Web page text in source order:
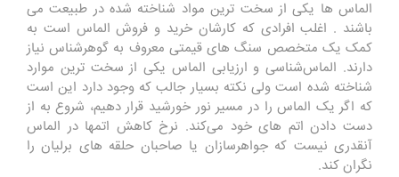
الماس ها یکی از سخت ترین مواد شناخته شده در طبیعت می
باشند . اغلب افرادی که کارشان خرید و فروش الماس است به
کمک یک متخصص سنگ های قیمتی معروف به گوهرشناس نیاز
دارند. ‌‌‌‌الماس‌شناسی و ارزیابی الماس یکی از سخت ترین موارد
شناخته شده است ولی نکته بسیار جالب که وجود دارد این است
که اگر یک الماس را در مسیر نور خورشید قرار دهیم، شروع به از
دست دادن اتم های خود می‌کند. نرخ کاهش اتمها در الماس
آنقدری نیست که جواهرسازان یا صاحبان حلقه های برلیان را
نگران کند.